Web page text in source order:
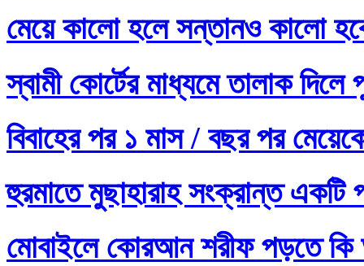
মেয়ে কালো হলে সন্তানও কালো
স্বামী কোর্টের মাধ্যমে তালাক দিলে
বিবাহের পর ১ মাস / বছর পর
হুরমাতে মুছাহারাহ সংক্রান্ত
মোবাইলে কোরআন শরীফ পড়তে